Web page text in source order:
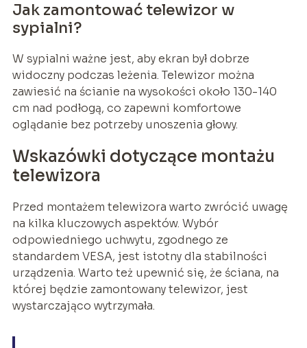
Jak zamontować telewizor w
sypialni?
W sypialni ważne jest, aby ekran był dobrze
widoczny podczas leżenia. Telewizor można
zawiesić na ścianie na wysokości około 130-140
cm nad podłogą, co zapewni komfortowe
oglądanie bez potrzeby unoszenia głowy.
Wskazówki dotyczące montażu
telewizora
Przed montażem telewizora warto zwrócić uwagę
na kilka kluczowych aspektów. Wybór
odpowiedniego uchwytu, zgodnego ze
standardem VESA, jest istotny dla stabilności
urządzenia. Warto też upewnić się, że ściana, na
której będzie zamontowany telewizor, jest
wystarczająco wytrzymała.